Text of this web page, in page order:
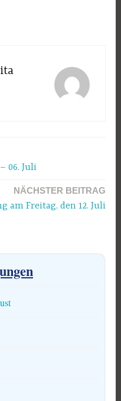
06. Juli
NÄCHSTER BEITRAG
am Freitag, den 12. Juli